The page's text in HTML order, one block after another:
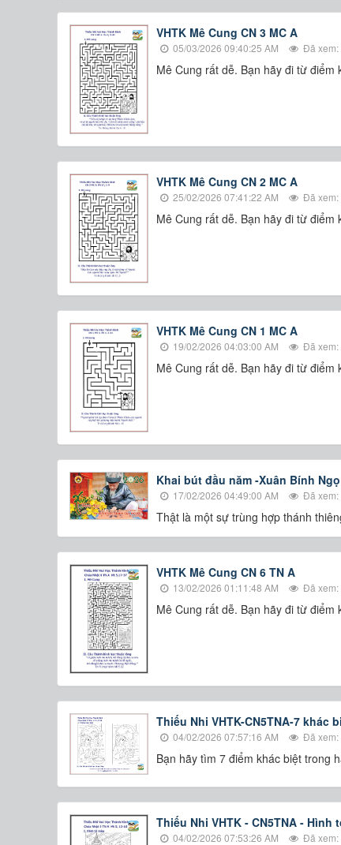
VHTK Mê Cung CN 3 MC A
05/03/2026 09:40:25 AM Đã xem:
​​​​​​​Mê Cung rất dễ. Bạn hãy đi từ
VHTK Mê Cung CN 2 MC A
25/02/2026 07:41:22 AM Đã xem:
​​​​​​​Mê Cung rất dễ. Bạn hãy đi từ
VHTK Mê Cung CN 1 MC A
19/02/2026 04:03:00 AM Đã xem:
​​​​​​​Mê Cung rất dễ. Bạn hãy đi từ
Khai bút đầu năm -Xuân Bính Ngọ
17/02/2026 04:49:00 AM Đã xem:
Thật là một sự trùng hợp thánh
VHTK Mê Cung CN 6 TN A
13/02/2026 01:11:48 AM Đã xem:
​​​​​​​Mê Cung rất dễ. Bạn hãy đi từ
Thiếu Nhi VHTK-CN5TNA-7 khác
04/02/2026 07:57:16 AM Đã xem:
Bạn hãy tìm 7 điểm khác biệt trong
Thiếu Nhi VHTK - CN5TNA - Hình
04/02/2026 07:53:26 AM Đã xem: